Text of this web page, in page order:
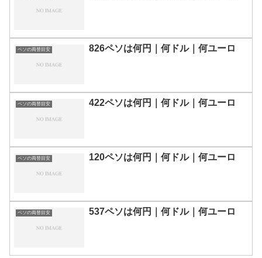
ペソの両替目安 826ペソは何円｜何ドル｜何ユーロ
ペソの両替目安 422ペソは何円｜何ドル｜何ユーロ
ペソの両替目安 120ペソは何円｜何ドル｜何ユーロ
ペソの両替目安 537ペソは何円｜何ドル｜何ユーロ